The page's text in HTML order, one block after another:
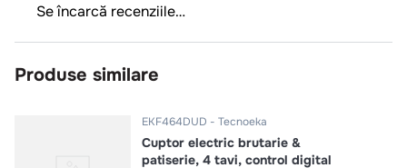
Se încarcă recenziile…
Produse similare
EKF464DUD Tecnoeka
Cuptor electric brutarie &
patiserie, 4 tavi, control digital